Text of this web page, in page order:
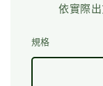
依實際
規格